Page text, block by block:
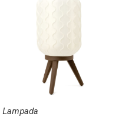
Lampada